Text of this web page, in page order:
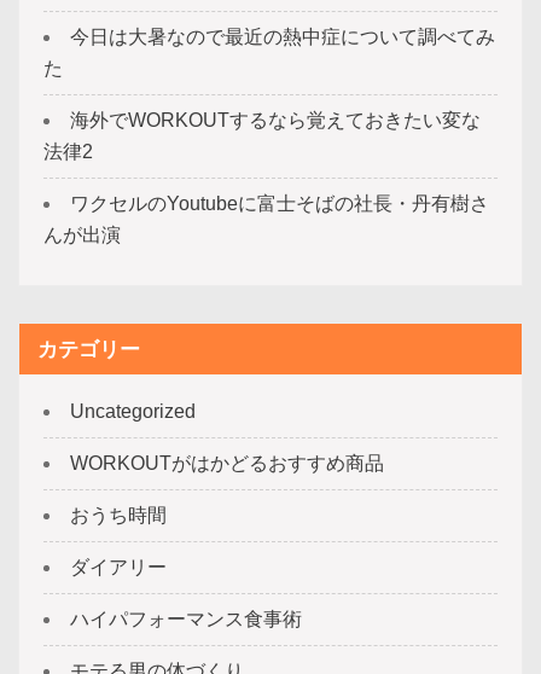
今日は大暑なので最近の熱中症について調べてみ
た
海外でWORKOUTするなら覚えておきたい変な
法律2
ワクセルのYoutubeに富士そばの社長・丹有樹さ
んが出演
カテゴリー
Uncategorized
WORKOUTがはかどるおすすめ商品
おうち時間
ダイアリー
ハイパフォーマンス食事術